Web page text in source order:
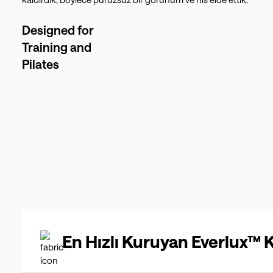
Designed for
Training and
Pilates
En Hızlı Kuruyan Everlux™